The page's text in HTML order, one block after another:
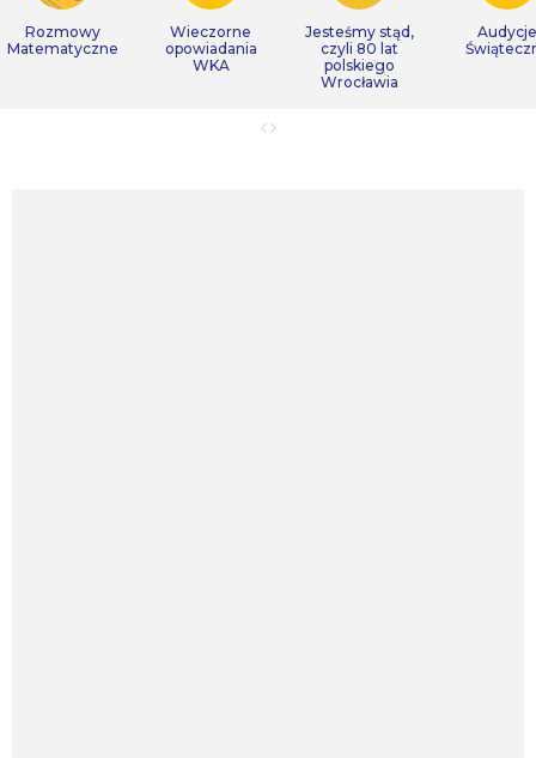
Rozmowy
Matematyczne
Wieczorne
opowiadania
WKA
Jesteśmy stąd,
czyli 80 lat
polskiego
Wrocławia
Audycje